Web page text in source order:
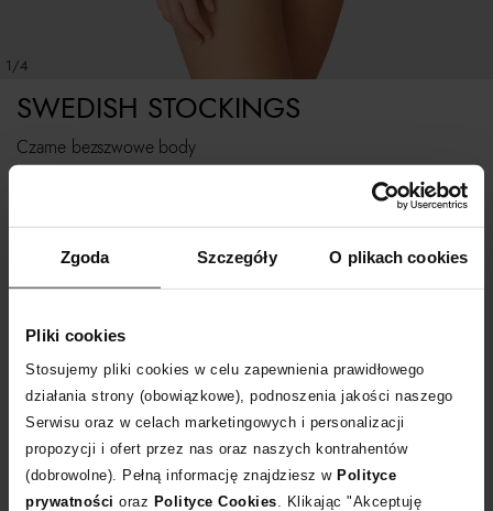
Zgoda Szczegóły O plikach cookies
Pliki cookies
Stosujemy pliki cookies w celu zapewnienia prawidłowego
działania strony (obowiązkowe), podnoszenia jakości naszego
Serwisu oraz w celach marketingowych i personalizacji
propozycji i ofert przez nas oraz naszych kontrahentów
(dobrowolne). Pełną informację znajdziesz w Polityce
prywatności oraz Polityce Cookies . Klikając "Akceptuję
1/4
Czarne bezszwowe body
SWEDISH STOCKINGS
Dostawa od 0 zł
14 dni na zwrot towaru